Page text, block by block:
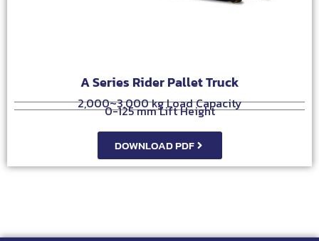
A Series Rider Pallet Truck
2,000~3,000 kg Load Capacity
0-125 mm Lift Height
DOWNLOAD PDF